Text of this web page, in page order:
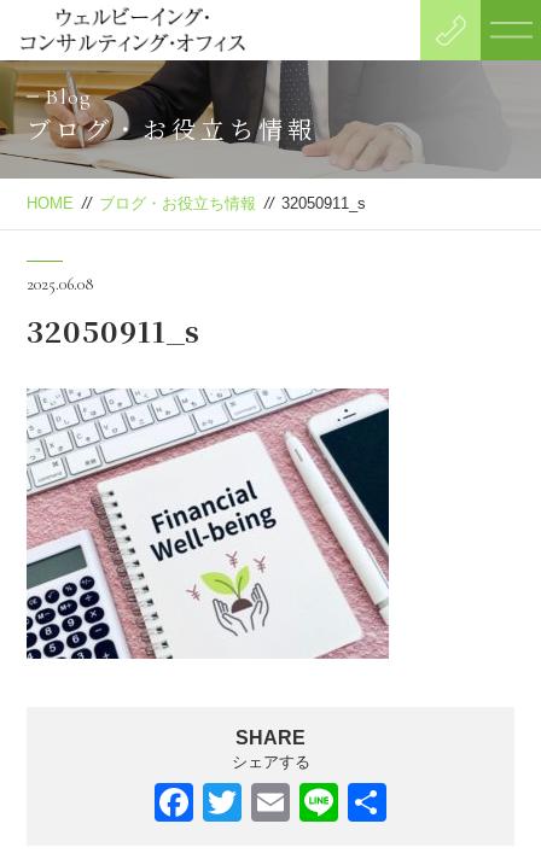
Blog
ブログ・お役立ち情報
HOME // ブログ・お役立ち情報 // 32050911_s
2025.06.08
32050911_s
SHARE
シェアする
F
T
E
Li